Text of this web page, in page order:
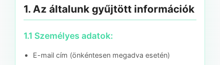
1. Az általunk gyűjtött információk
1.1 Személyes adatok:
E-mail cím (önkéntesen megadva esetén)